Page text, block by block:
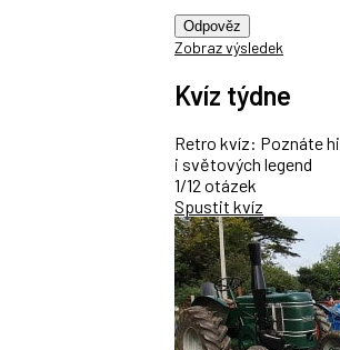
Odpověz
Zobraz výsledek
Kvíz týdne
Retro kvíz: Poznáte
i světových legend
1/12 otázek
Spustit kvíz